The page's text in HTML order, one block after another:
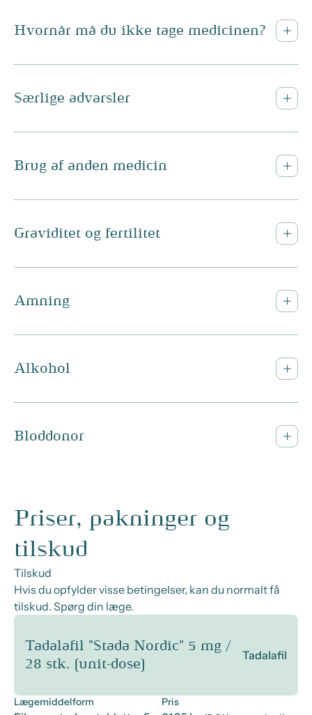
Hvornår må du ikke tage medicinen?
Særlige advarsler
Brug af anden medicin
Graviditet og fertilitet
Amning
Alkohol
Bloddonor
Priser, pakninger og
tilskud
Tilskud
Hvis du opfylder visse betingelser, kan du normalt få
tilskud. Spørg din læge.
Tadalafil "Stada Nordic" 5 mg /
28 stk. (unit-dose)
Tadalafil
Lægemiddelform Pris